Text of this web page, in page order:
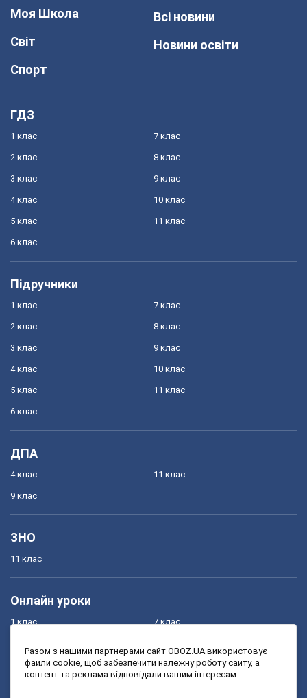
Моя Школа
Світ
Спорт
Всі новини
Новини освіти
ГДЗ
1 клас
2 клас
3 клас
4 клас
5 клас
6 клас
7 клас
8 клас
9 клас
10 клас
11 клас
Підручники
1 клас
2 клас
3 клас
4 клас
5 клас
6 клас
7 клас
8 клас
9 клас
10 клас
11 клас
ДПА
4 клас
9 клас
11 клас
ЗНО
11 клас
Онлайн уроки
1 клас
3 клас
7 клас
9 клас
Разом з нашими партнерами сайт OBOZ.UA використовує
файли cookie, щоб забезпечити належну роботу сайту, а
контент та реклама відповідали вашим інтересам.